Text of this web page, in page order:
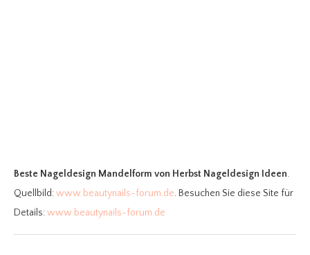
Beste Nageldesign Mandelform von Herbst Nageldesign Ideen.
Quellbild:www.beautynails-forum.de. Besuchen Sie diese Site für
Details:www.beautynails-forum.de